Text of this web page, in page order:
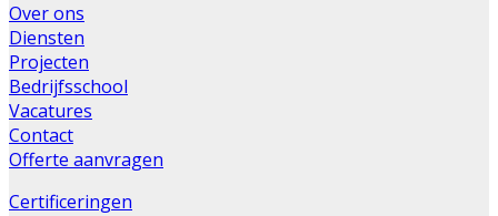
Over ons
Diensten
Projecten
Bedrijfsschool
Vacatures
Contact
Offerte aanvragen
Certificeringen